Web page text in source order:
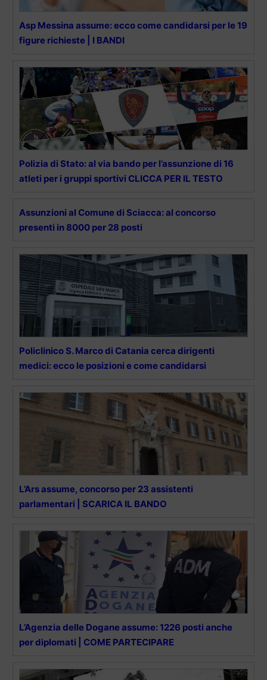
Asp Messina assume: ecco come candidarsi per le 19
figure richieste | I BANDI
Polizia di Stato: al via bando per l’assunzione di 16
atleti per i gruppi sportivi CLICCA PER IL TESTO
Assunzioni al Comune di Sciacca: al concorso
presenti in 8000 per 28 posti
Policlinico S. Marco di Catania cerca dirigenti
medici: ecco le posizioni e come candidarsi
L’Ars assume, concorso per 23 assistenti
parlamentari | SCARICA IL BANDO
L’Agenzia delle Dogane assume: 1226 posti anche
per diplomati | COME PARTECIPARE